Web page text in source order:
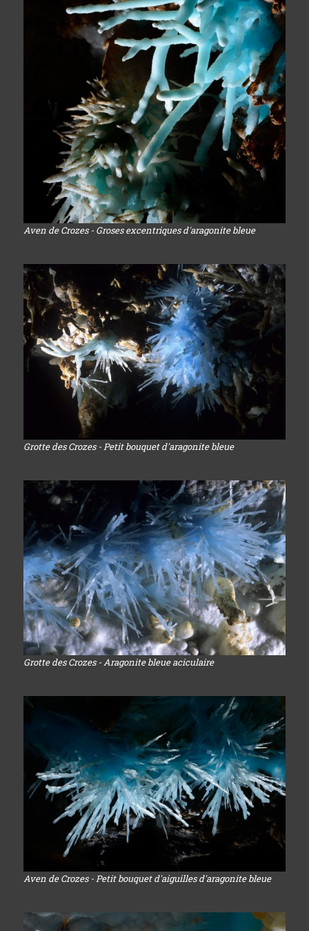
Aven de Crozes - Groses excentriques d'aragonite bleue
Grotte des Crozes - Petit bouquet d'aragonite bleue
Grotte des Crozes - Aragonite bleue aciculaire
Aven de Crozes - Petit bouquet d'aiguilles d'aragonite bleue